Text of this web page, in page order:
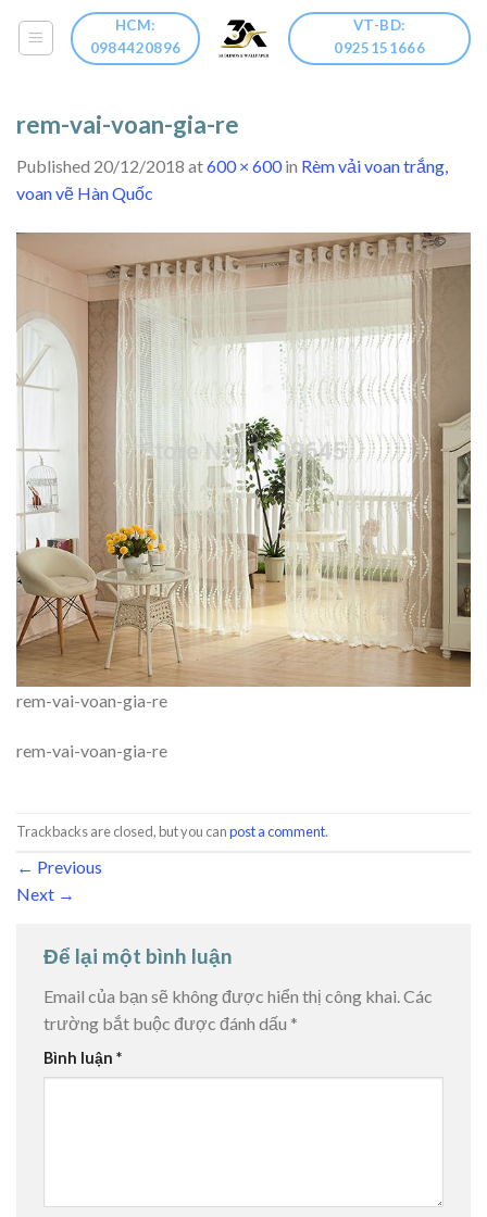
HCM:
0984420896
VT-BD:
0925151666
rem-vai-voan-gia-re
Published 20/12/2018 at600 × 600in Rèm vải voan trắng,
voan vẽ Hàn Quốc
rem-vai-voan-gia-re
rem-vai-voan-gia-re
Trackbacks are closed, but you canpost a comment.
← Previous
Next →
Để lại một bình luận
Email của bạn sẽ không được hiển thị công khai.Các
trường bắt buộc được đánh dấu *
Bình luận *